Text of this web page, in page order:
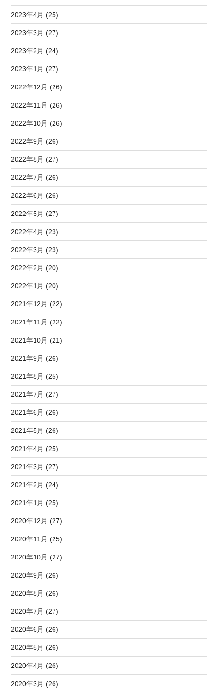
2023年4月 (25)
2023年3月 (27)
2023年2月 (24)
2023年1月 (27)
2022年12月 (26)
2022年11月 (26)
2022年10月 (26)
2022年9月 (26)
2022年8月 (27)
2022年7月 (26)
2022年6月 (26)
2022年5月 (27)
2022年4月 (23)
2022年3月 (23)
2022年2月 (20)
2022年1月 (20)
2021年12月 (22)
2021年11月 (22)
2021年10月 (21)
2021年9月 (26)
2021年8月 (25)
2021年7月 (27)
2021年6月 (26)
2021年5月 (26)
2021年4月 (25)
2021年3月 (27)
2021年2月 (24)
2021年1月 (25)
2020年12月 (27)
2020年11月 (25)
2020年10月 (27)
2020年9月 (26)
2020年8月 (26)
2020年7月 (27)
2020年6月 (26)
2020年5月 (26)
2020年4月 (26)
2020年3月 (26)